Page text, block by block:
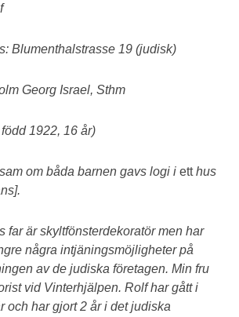
Blumenthalstrasse 19 (judisk)
Georg Israel, Sthm
1922, 16 år)
om båda barnen gavs logi ietthus
far är skyltfönsterdekoratör men har
några intjäningsmöjligheter på
av de judiska företagen. Min fru
vid Vinterhjälpen. Rolf har gått i
och har gjort 2 år i det judiska